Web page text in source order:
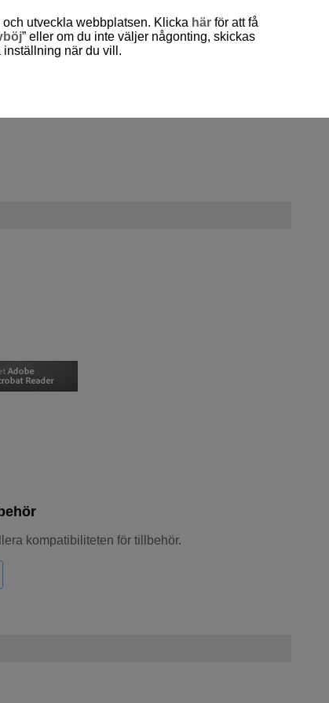
-- Välj region/land -- Svenska
kompatibiliteten för tillbehör.
utveckla webbplatsen. Klicka här för att få
” eller om du inte väljer någonting, skickas
när du vill.